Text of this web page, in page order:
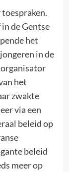
de Gentse
het
in de
het
zwakte
via een
beleid op
beleid
meer op